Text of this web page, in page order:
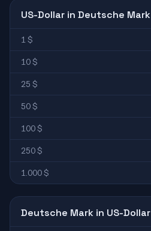
US-Dollar in Deutsche Mark
1 $
10 $
25 $
50 $
100 $
250 $
1.000 $
Deutsche Mark in US-Dollar